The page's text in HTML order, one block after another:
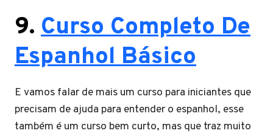
9. Curso Completo De
Espanhol Básico
E vamos falar de mais um curso para iniciantes que
precisam de ajuda para entender o espanhol, esse
também é um curso bem curto, mas que traz muito